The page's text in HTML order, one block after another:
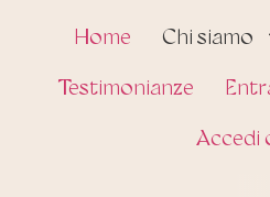
Home Chi siamo
Testimonianze
Accedi